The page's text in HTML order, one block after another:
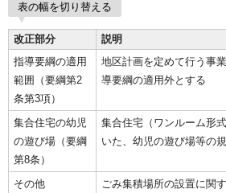
表の幅を切り替える
改正部分
説明
指導要綱の適用
範囲（要綱第2
条第3項）
地区計画を定めて行う事
導要綱の適用外とする
集合住宅の幼児
の遊び場（要綱
第8条）
集合住宅（ワンルーム形
いた、幼児の遊び場等の
その他
ごみ集積場所の設置に関